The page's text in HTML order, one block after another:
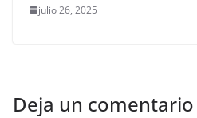
julio 26, 2025
Deja un comentario